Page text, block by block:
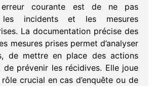
courante est de ne pas
les incidents et les mesures
La documentation précise des
mesures prises permet d’analyser
de mettre en place des actions
prévenir les récidives. Elle joue
crucial en cas d’enquête ou de